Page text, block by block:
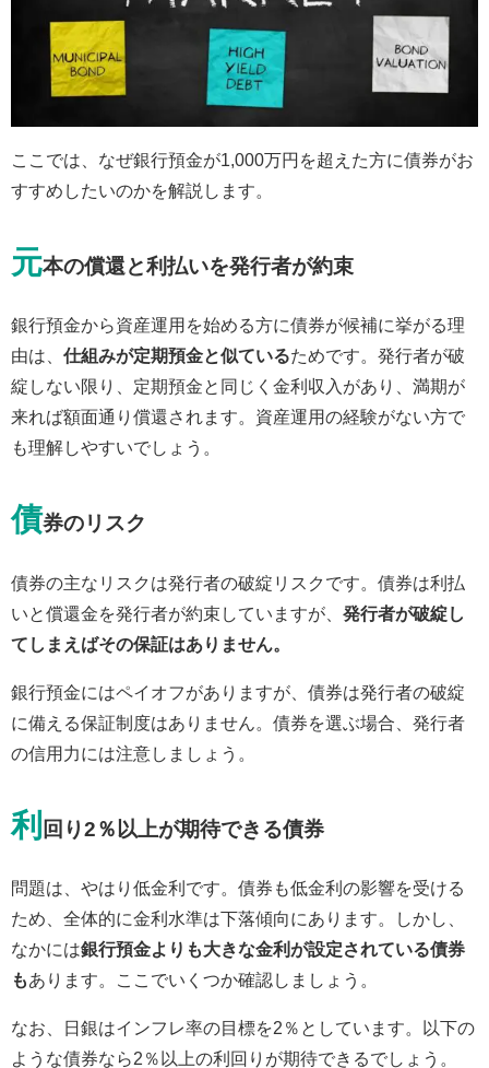
ここでは、なぜ銀行預金が1,000万円を超えた方に債券がお
すすめしたいのかを解説します。
元本の償還と利払いを発行者が約束
銀行預金から資産運用を始める方に債券が候補に挙がる理
由は、 仕組みが定期預金と似ているためです。発行者が破
綻しない限り、定期預金と同じく金利収入があり、満期が
来れば額面通り償還されます。資産運用の経験がない方で
も理解しやすいでしょう。
債券のリスク
債券の主なリスクは発行者の破綻リスクです。債券は利払
いと償還金を発行者が約束していますが、 発行者が破綻し
てしまえばその保証はありません。
銀行預金にはペイオフがありますが、債券は発行者の破綻
に備える保証制度はありません。債券を選ぶ場合、発行者
の信用力には注意しましょう。
利 回り2％以上が期待できる債券
問題は、やはり低金利です。債券も低金利の影響を受ける
ため、全体的に金利水準は下落傾向にあります。しかし、
なかには銀行預金よりも大きな金利が設定されている債券
もあります。ここでいくつか確認しましょう。
なお、日銀はインフレ率の目標を2％としています。以下の
ような債券なら2％以上の利回りが期待できるでしょう。